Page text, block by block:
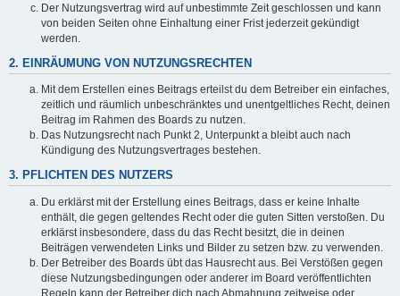
Der Nutzungsvertrag wird auf unbestimmte Zeit geschlossen und kann
von beiden Seiten ohne Einhaltung einer Frist jederzeit gekündigt
werden.
2. EINRÄUMUNG VON NUTZUNGSRECHTEN
Mit dem Erstellen eines Beitrags erteilst du dem Betreiber ein einfaches,
zeitlich und räumlich unbeschränktes und unentgeltliches Recht, deinen
Beitrag im Rahmen des Boards zu nutzen.
Das Nutzungsrecht nach Punkt 2, Unterpunkt a bleibt auch nach
Kündigung des Nutzungsvertrages bestehen.
3. PFLICHTEN DES NUTZERS
Du erklärst mit der Erstellung eines Beitrags, dass er keine Inhalte
enthält, die gegen geltendes Recht oder die guten Sitten verstoßen. Du
erklärst insbesondere, dass du das Recht besitzt, die in deinen
Beiträgen verwendeten Links und Bilder zu setzen bzw. zu verwenden.
Der Betreiber des Boards übt das Hausrecht aus. Bei Verstößen gegen
diese Nutzungsbedingungen oder anderer im Board veröffentlichten
Regeln kann der Betreiber dich nach Abmahnung zeitweise oder